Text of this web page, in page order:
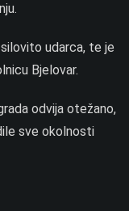
udarca, te je
Bjelovar.
odvija otežano,
sve okolnosti